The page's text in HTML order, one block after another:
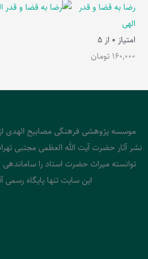
رضا به قضا و قدر
الهی
امتیاز 0 از 5
160,000 تومان
نشر آثار حضرت آیت الله العظمی مجتبی
توانسته میراث حضرت استاد را
این سایت تنها پایگاه رسمی